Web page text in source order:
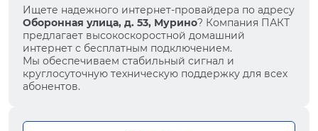
Ищете надежного интернет-провайдера по адресу
Оборонная улица, д. 53, Мурино? Компания ПАКТ
предлагает высокоскоростной домашний
интернет с бесплатным подключением.
Мы обеспечиваем стабильный сигнал и
круглосуточную техническую поддержку для всех
абонентов.